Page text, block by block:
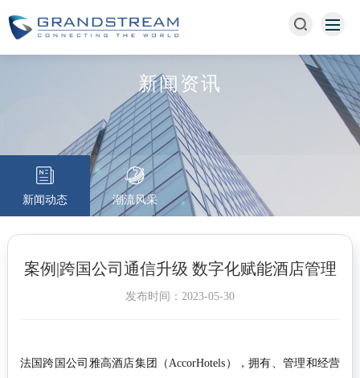
新闻资讯
新闻动态 潮流风采
案例|跨国公司通信升级 数字化赋能酒店管理
发布时间：2023-05-30
法国跨国公司雅高酒店集团（AccorHotels），拥有、管理和经营